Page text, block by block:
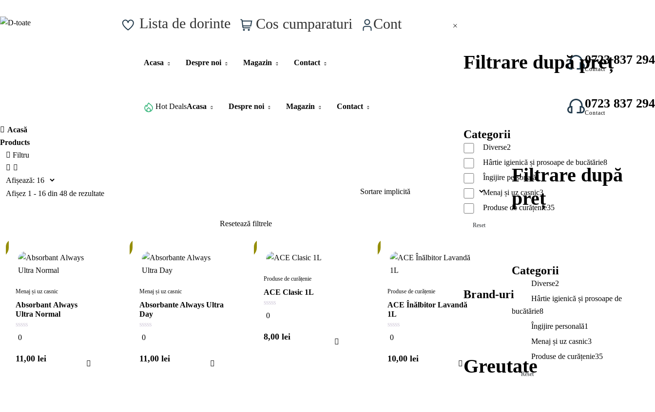
Lista de dorinte Cos cumparaturi Cont
Acasa Despre noi Magazin Contact 0723 837 294
Contact
Hot DealsAcasa Despre noi Magazin Contact 0723 837 294
Contact
Acasă
Products
Filtru
Afișează:
Afișez 1 - 16 din 48 de rezultate
Menaj și uz casnic
Absorbant Always
Ultra Normal
0
din
0
11,00 lei
Menaj și uz casnic
Absorbante Always Ultra
Day
0
din
0
11,00lei
Produse de curățenie
ACE Clasic 1L
0
din
0
8,00 lei
Produse de curățenie
ACE Înălbitor Lavandă
1L
0
din
0
10,00lei
Filtrare după
preț
Categorii
Diverse2
Hârtie igienică și prosoape de
bucătărie8
Îngijire personală1
Menaj și uz casnic3
Produse de curățenie35
Reset
Filtrare după preț
Categorii
Diverse2
Hârtie igienică și prosoape de bucătărie8
Îngijire personală 1
Menaj și uz casnic3
Produse de curățenie35
Reset
Brand-uri
Greutate